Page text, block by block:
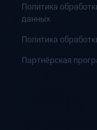
Политика
данных
Политика
Партнёрская